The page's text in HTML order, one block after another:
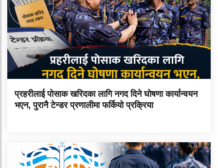
प्रहरीलाई पोसाक खरिदका लागि नगद दिने घोषणा कार्यान्वयन
भएन, पुरानै टेन्डर प्रणालीमा फर्कियो प्रक्रिया